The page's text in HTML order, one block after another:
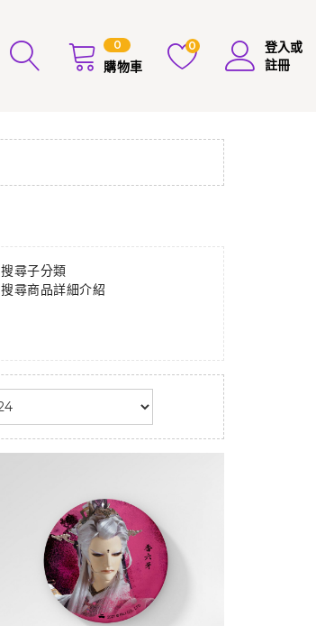
0
購物車
0
登入或
註冊
搜尋子分類
搜尋商品詳細介紹